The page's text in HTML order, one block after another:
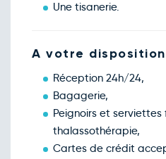
Une tisanerie.
A votre disposition
Réception 24h/24,
Bagagerie,
Peignoirs et
thalassothérapie,
Cartes de crédit